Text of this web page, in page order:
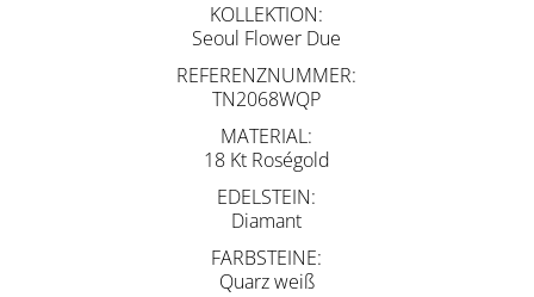
KOLLEKTION
Seoul Flower Due
REFERENZNUMMER
TN2068WQP
MATERIAL
18 Kt Roségold
EDELSTEIN
Diamant
FARBSTEINE
Quarz weiß